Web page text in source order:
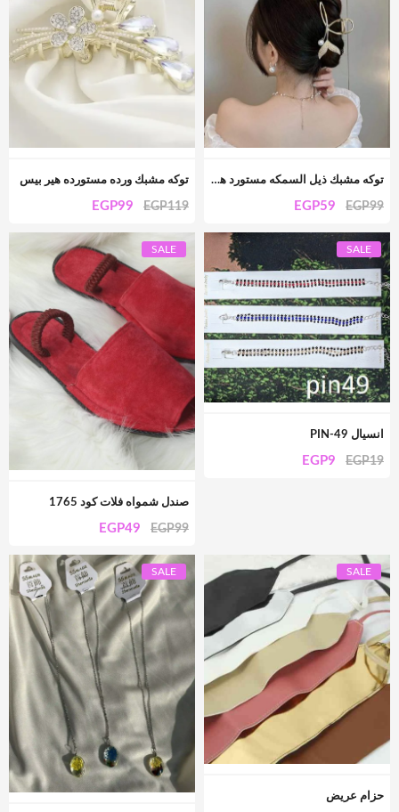
توكه مشبك ورده مستورده هير بيس
EGP119
EGP99
توكه مشبك ذيل السمكه مستورد هير بيس
EGP99
EGP59
SALE
صندل شمواه فلات كود 1765
EGP99
EGP49
SALE
انسيال PIN-49
EGP19
EGP9
SALE SALE
حزام عريض